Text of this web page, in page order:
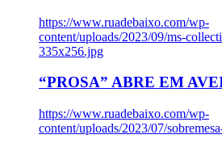
https://www.ruadebaixo.com/wp-
content/uploads/2023/09/ms-
335x256.jpg
“PROSA” ABRE EM
https://www.ruadebaixo.com/wp-
content/uploads/2023/07/